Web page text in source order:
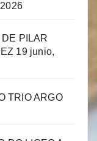
PILAR
19 junio,
TRIO ARGO